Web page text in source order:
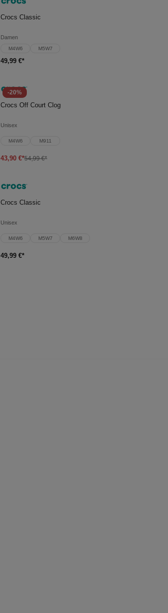
Crocs Classic
Damen
M4W6 M5W7
49,99 €*
-20%
In den Warenkorb
Crocs Off Court Clog
Unisex
M4W6 M911
43,90 €*54,99 €*
Crocs Classic
Unisex
M4W6 M5W7 M6W8
49,99 €*